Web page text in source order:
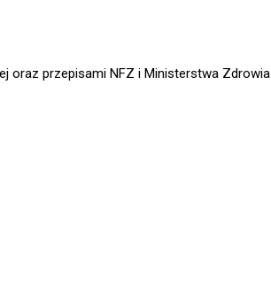
oraz przepisami NFZ i Ministerstwa Zdrowia